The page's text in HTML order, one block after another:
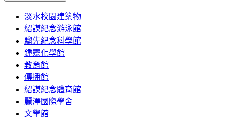
淡水校園建築物
紹謨紀念游泳館
騮先紀念科學館
鍾靈化學館
教育館
傳播館
紹謨紀念體育館
麗澤國際學舍
文學館